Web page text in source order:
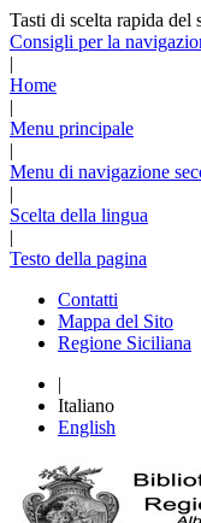
Tasti di scelta rapida del
Consigli per la
|
Home
|
Menu principale
|
Menu di navigazione
|
Scelta della lingua
|
Testo della pagina
Contatti
Mappa del Sito
Regione Siciliana
|
Italiano
English